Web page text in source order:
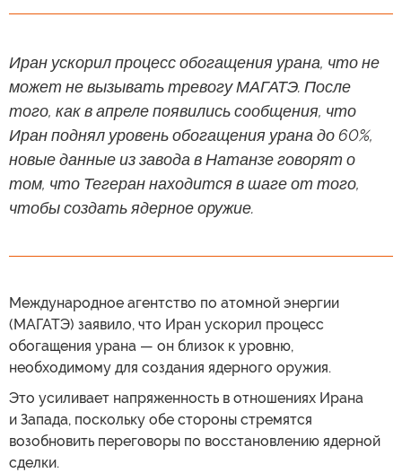
Иран ускорил процесс обогащения урана, что не
может не вызывать тревогу МАГАТЭ. После
того, как в апреле появились сообщения, что
Иран поднял уровень обогащения урана до 60%,
новые данные из завода в Натанзе говорят о
том, что Тегеран находится в шаге от того,
чтобы создать ядерное оружие.
Международное агентство по атомной энергии
(МАГАТЭ) заявило, что Иран ускорил процесс
обогащения урана — он близок к уровню,
необходимому для создания ядерного оружия.
Это усиливает напряженность в отношениях Ирана
и Запада, поскольку обе стороны стремятся
возобновить переговоры по восстановлению ядерной
сделки.